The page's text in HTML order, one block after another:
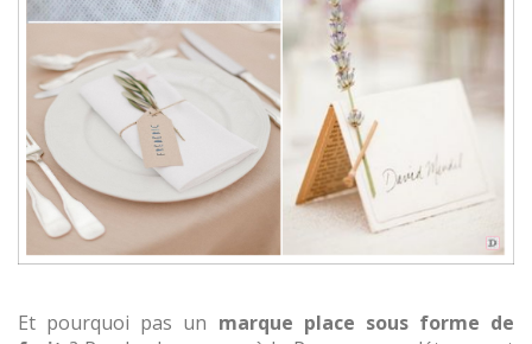
Et pourquoi pas un marque place sous forme de